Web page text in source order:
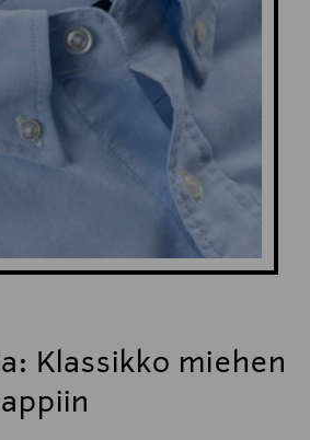
Klassikko miehen